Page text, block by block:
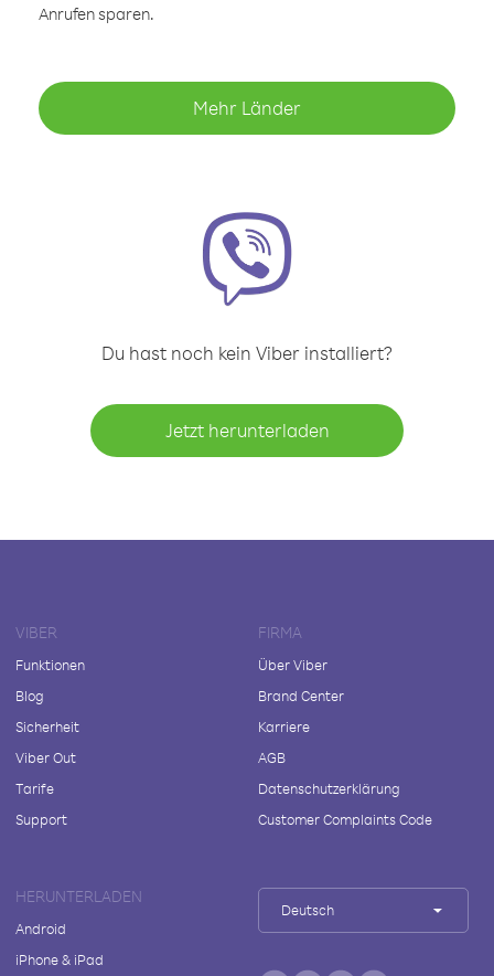
Anrufen sparen.
Mehr Länder
Du hast noch kein Viber installiert?
Jetzt herunterladen
VIBER
Funktionen
Blog
Sicherheit
Viber Out
Tarife
Support
FIRMA
Über Viber
Brand Center
Karriere
AGB
Datenschutzerklärung
Customer Complaints Code
HERUNTERLADEN
Android
iPhone & iPad
Deutsch